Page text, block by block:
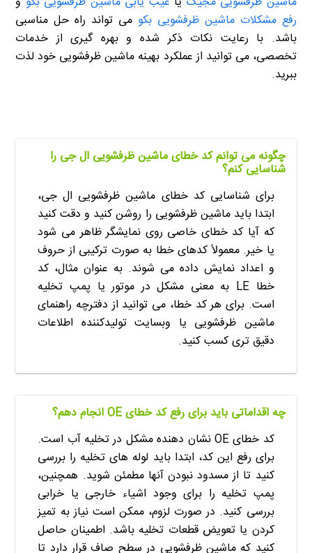
رفع مشکلات ماشین ظرفشویی بکو می تواند راه حل مناسبی
باشد. با رعایت نکات ذکر شده و بهره گیری از خدمات
تخصصی، می توانید از عملکرد بهینه ماشین ظرفشویی خود لذت
ببرید.
چگونه می توانم کد خطای ماشین ظرفشویی ال جی را
شناسایی کنم؟
برای شناسایی کد خطای ماشین ظرفشویی ال جی،
ابتدا باید ماشین ظرفشویی را روشن کنید و دقت کنید
که آیا کد خطای خاصی روی نمایشگر ظاهر می شود
یا خیر. معمولاً کدهای خطا به صورت ترکیبی از حروف
و اعداد نمایش داده می شوند. به عنوان مثال، کد
خطا LE به معنی مشکل در موتور یا پمپ تخلیه
است. برای هر کد خطا، می توانید از دفترچه راهنمای
ماشین ظرفشویی یا وبسایت تولیدکننده اطلاعات
دقیق تری کسب کنید.
چه اقداماتی باید برای رفع کد خطای OE انجام دهم؟
کد خطای OE نشان دهنده مشکل در تخلیه آب است.
برای رفع این کد، ابتدا باید لوله های تخلیه را بررسی
کنید تا از مسدود نبودن آنها مطمئن شوید. همچنین،
پمپ تخلیه را برای وجود اشیاء خارجی یا خرابی
بررسی کنید. در صورت لزوم، ممکن است نیاز به تمیز
کردن یا تعویض قطعات تخلیه باشد. اطمینان حاصل
کنید که ماشین ظرفشویی در سطح صاف قرار دارد تا